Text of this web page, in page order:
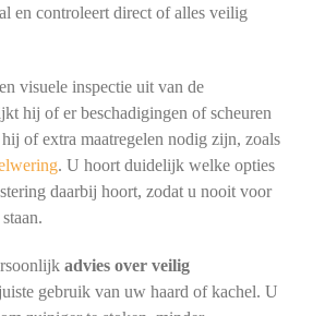
en controleert direct of alles veilig
visuele inspectie uit van de
hij of er beschadigingen of scheuren
of extra maatregelen nodig zijn, zoals
. U hoort duidelijk welke opties
daarbij hoort, zodat u nooit voor
advies over veilig
gebruik van uw haard of kachel. U